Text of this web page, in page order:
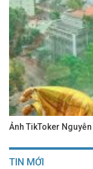
Ảnh TikToker
TIN MỚI